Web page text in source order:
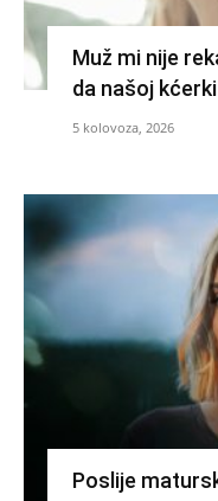
Muž mi nije
da našoj
5 kolovoza, 2026
Poslije